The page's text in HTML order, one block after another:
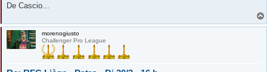
De Cascio...
morenogiusto
Challenger Pro League